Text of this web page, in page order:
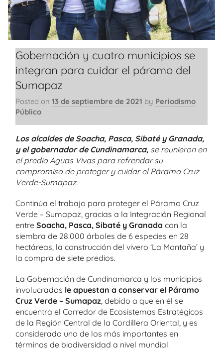
Gobernación y cuatro municipios se
integran para cuidar el páramo del
Sumapaz
Posted on 13 de septiembre de 2021 by Periodismo
Público
Los alcaldes de Soacha, Pasca, Sibaté y Granada,
y el gobernador de Cundinamarca, se reunieron en
el predio Aguas Vivas para refrendar su
compromiso de proteger y cuidar el Páramo Cruz
Verde-Sumapaz.
Continúa el trabajo para proteger el Páramo Cruz
Verde – Sumapaz, gracias a la Integración Regional
entre Soacha, Pasca, Sibaté y Granada con la
siembra de 28.000 árboles de 6 especies en 28
hectáreas, la construcción del vivero ‘La Montaña’ y
la compra de siete predios.
La Gobernación de Cundinamarca y los municipios
involucrados le apuestan a conservar el Páramo
Cruz Verde – Sumapaz , debido a que en él se
encuentra el Corredor de Ecosistemas Estratégicos
de la Región Central de la Cordillera Oriental, y es
considerado uno de los más importantes en
términos de biodiversidad a nivel mundial.